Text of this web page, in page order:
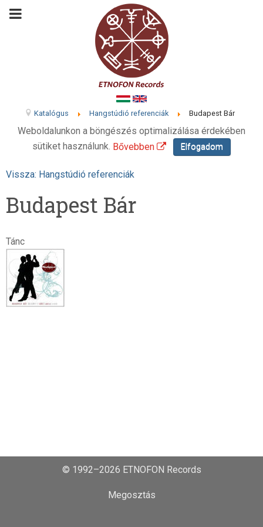
Katalógus Hangstúdió referenciák Budapest Bár
Weboldalunkon a böngészés optimalizálása érdekében
sütiket használunk. Bővebben Elfogadom
Vissza: Hangstúdió referenciák
Budapest Bár
Tánc
© 1992–2026 ETNOFON Records
Megosztás